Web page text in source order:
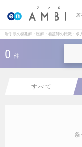
若
岩手県の薬剤師・医師・看護師の転職・求
0 件
すべて
条